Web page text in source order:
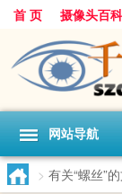
首 页 摄像头百科
网站导航
> 有关“螺丝”